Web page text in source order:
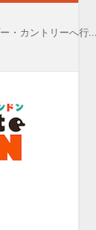
祝！『くまのプーさん』生誕100周年♡プー・カントリーへ行こう♪